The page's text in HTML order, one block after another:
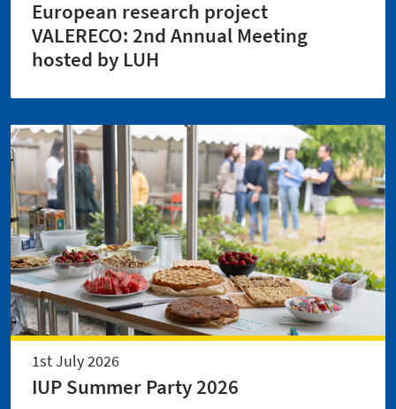
European research project
VALERECO: 2nd Annual Meeting
hosted by LUH
1st July 2026
IUP Summer Party 2026